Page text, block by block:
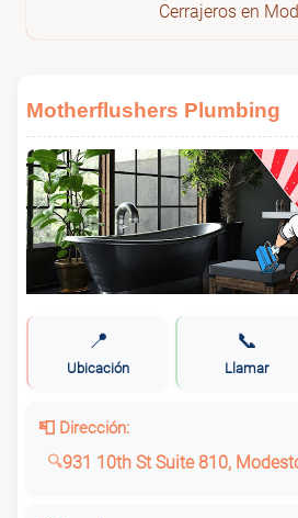
Cerrajeros en
Motherflushers Plumbing
📍
Ubicación
📞
Llamar
📮 Dirección:
931 10th St Suite 810,